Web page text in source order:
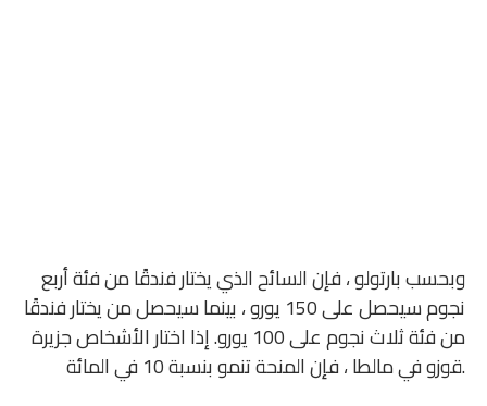
وبحسب بارتولو ، فإن السائح الذي يختار فندقًا من فئة أربع
نجوم سيحصل على 150 يورو ، بينما سيحصل من يختار فندقًا
من فئة ثلاث نجوم على 100 يورو. إذا اختار الأشخاص جزيرة
قوزو في مالطا ، فإن المنحة تنمو بنسبة 10 في المائة.